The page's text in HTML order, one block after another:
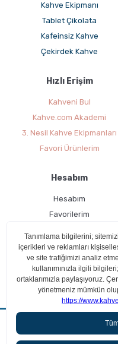
Kahve Ekipmanı
Tablet Çikolata
Kafeinsiz Kahve
Çekirdek Kahve
Hızlı Erişim
Kahveni Bul
Kahve.com Akademi
3. Nesil Kahve Ekipmanları
Favori Ürünlerim
Hesabım
Hesabım
Favorilerim
Ücretsiz Üyelik